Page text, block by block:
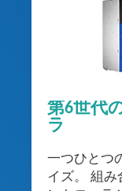
第6世代
ラ
一つひとつ
イズ。 組み